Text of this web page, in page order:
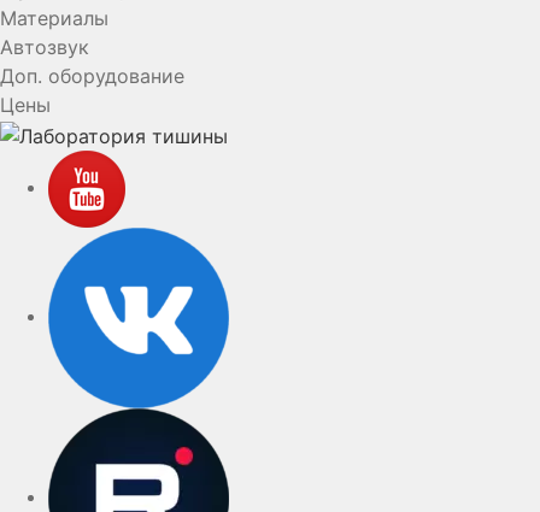
Материалы
Автозвук
Доп. оборудование
Цены